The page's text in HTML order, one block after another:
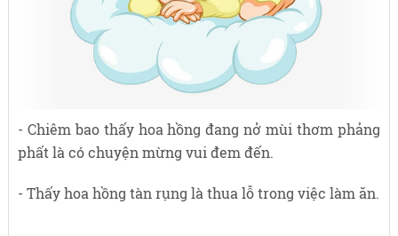
- Chiêm bao thấy hoa hồng đang nở mùi thơm phảng
phất là có chuyện mừng vui đem đến.
- Thấy hoa hồng tàn rụng là thua lỗ trong việc làm ăn.